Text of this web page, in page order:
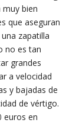
bien
que aseguran
zapatilla
no es tan
grandes
a velocidad
y bajadas de
de vértigo.
euros en